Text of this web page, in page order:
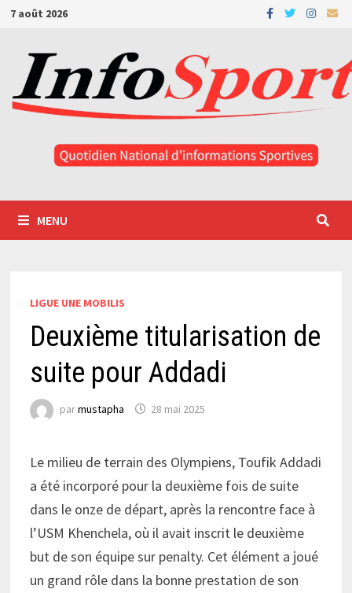
Passer
contenu
7 août 2026
MENU
LIGUE UNE MOBILIS
Deuxième titularisation de
suite pour Addadi
parmustapha 28 mai 2025
Le milieu de terrain des Olympiens, Toufik Addadi
a été incorporé pour la deuxième fois de suite
dans le onze de départ, après la rencontre face à
l’USM Khenchela, où il avait inscrit le deuxième
but de son équipe sur penalty. Cet élément a joué
un grand rôle dans la bonne prestation de son